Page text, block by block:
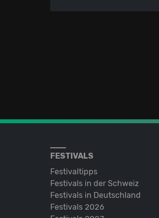
FESTIVALS
Festivaltipps
Festivals in der Schweiz
Festivals in Deutschland
Festivals 2026